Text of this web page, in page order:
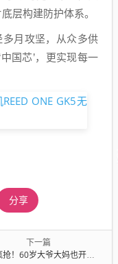
层构建防护体系。
月攻坚，从众多供
国芯’，更实现每一
分享
下一篇
爷大妈也开始养龙虾了 官方：极易引发网络攻击、信息泄露